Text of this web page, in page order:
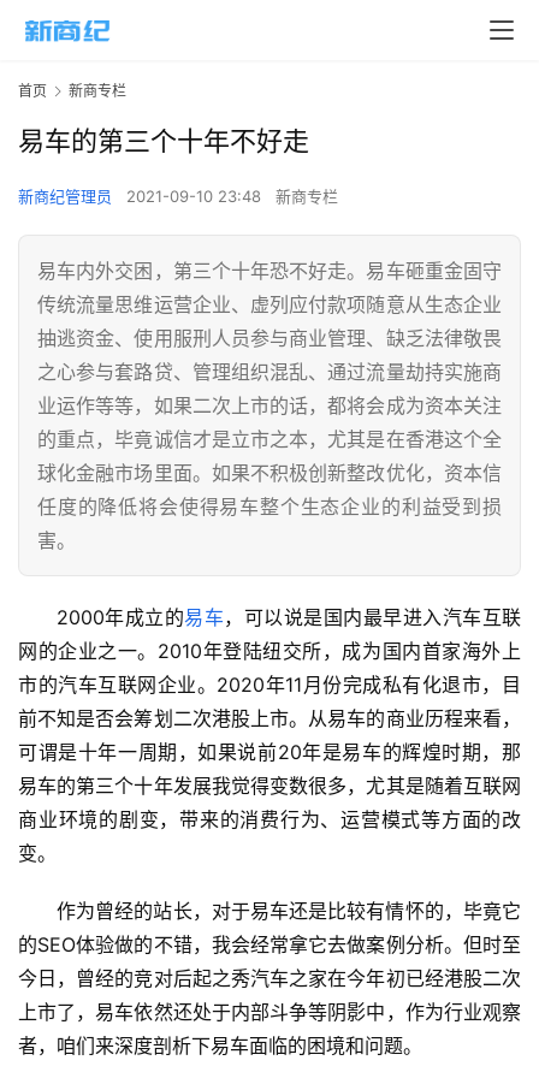
首页 新商专栏
易车的第三个十年不好走
新商纪管理员 2021-09-10 23:48 新商专栏
易车内外交困，第三个十年恐不好走。易车砸重金固守
传统流量思维运营企业、虚列应付款项随意从生态企业
抽逃资金、使用服刑人员参与商业管理、缺乏法律敬畏
之心参与套路贷、管理组织混乱、通过流量劫持实施商
业运作等等，如果二次上市的话，都将会成为资本关注
的重点，毕竟诚信才是立市之本，尤其是在香港这个全
球化金融市场里面。如果不积极创新整改优化，资本信
任度的降低将会使得易车整个生态企业的利益受到损
害。
2000年成立的易车，可以说是国内最早进入汽车互联
网的企业之一。2010年登陆纽交所，成为国内首家海外上
市的汽车互联网企业。2020年11月份完成私有化退市，目
前不知是否会筹划二次港股上市。从易车的商业历程来看，
可谓是十年一周期，如果说前20年是易车的辉煌时期，那
易车的第三个十年发展我觉得变数很多，尤其是随着互联网
商业环境的剧变，带来的消费行为、运营模式等方面的改
变。
作为曾经的站长，对于易车还是比较有情怀的，毕竟它
的SEO体验做的不错，我会经常拿它去做案例分析。但时至
今日，曾经的竞对后起之秀汽车之家在今年初已经港股二次
上市了，易车依然还处于内部斗争等阴影中，作为行业观察
者，咱们来深度剖析下易车面临的困境和问题。